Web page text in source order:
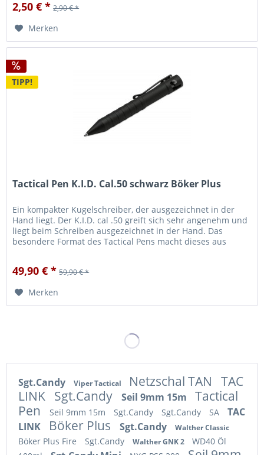
2,50 € * 2,90 € *
Merken
TIPP!
Tactical Pen K.I.D. Cal.50 schwarz Böker Plus
Ein kompakter Kugelschreiber, der ausgezeichnet in der
Hand liegt. Der K.I.D. cal .50 greift sich sehr angenehm und
liegt beim Schreiben ausgezeichnet in der Hand. Das
besondere Format des Tactical Pens macht dieses aus
49,90 € * 59,90 € *
Merken
Sgt.Candy Viper Tactical Netzschal TAN
TAC
LINK Sgt.Candy Seil 9mm 15m
Tactical
Pen
Seil 9mm 15m Sgt.Candy Sgt.Candy SA
TAC
LINK
Böker Plus Sgt.Candy Walther Classic
Böker Plus Fire Sgt.Candy Walther GNK 2
WD40 Öl